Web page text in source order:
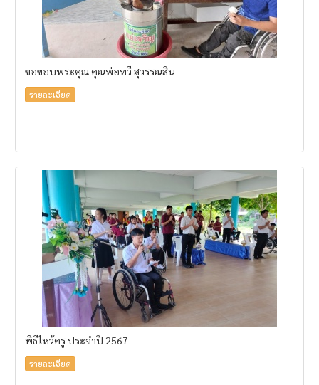
ขอขอบพระคุณ คุณพ่อทวี สุวรรณสิน
รายละเอียด
พิธีไหว้ครู ประจำปี 2567
รายละเอียด